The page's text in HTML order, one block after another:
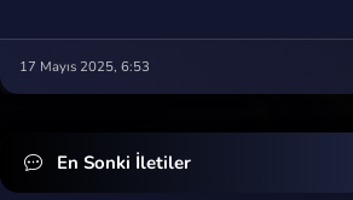
17 Mayıs 2025, 6:53
En Sonki İletiler